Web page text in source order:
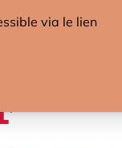
via le lien
BERGER